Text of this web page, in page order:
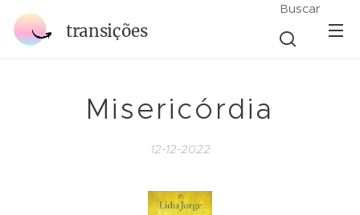
transições
Buscar
Misericórdia
12-12-2022